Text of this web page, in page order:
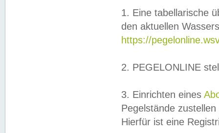
1. Eine tabellarische
den aktuellen
https://
2. PEGELONLINE
3. Einrichten eines
Pegelstände
Hierfür ist eine